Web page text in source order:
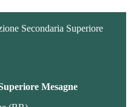
Secondaria Superiore
Mesagne